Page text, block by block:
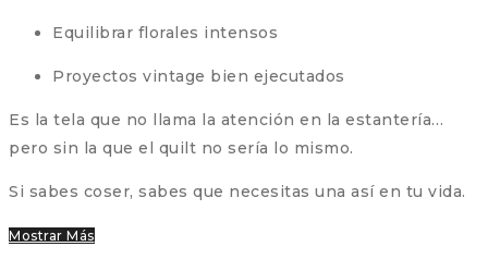
Equilibrar florales intensos
Proyectos vintage bien ejecutados
Es la tela que no llama la atención en la estantería…
pero sin la que el quilt no sería lo mismo.
Si sabes coser, sabes que necesitas una así en tu vida.
Mostrar Más